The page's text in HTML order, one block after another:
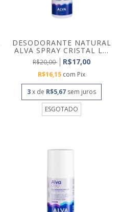
DESODORANTE NATURAL
ALVA SPRAY CRISTAL L...
R$20,00 R$17,00
R$16,15 com Pix
3x de R$5,67 sem juros
ESGOTADO